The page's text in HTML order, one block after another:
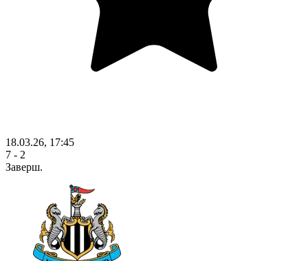
18.03.26, 17:45
7 - 2
Заверш.